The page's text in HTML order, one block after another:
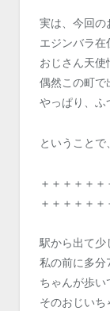
実は、今回の
エジンバラ在
おじさん天
偶然この町で
やっぱり、ふ
ということ
＋＋＋＋＋
＋＋＋＋＋＋
駅から出て少
私の前に多分
ちゃんが歩い
そのおじいち